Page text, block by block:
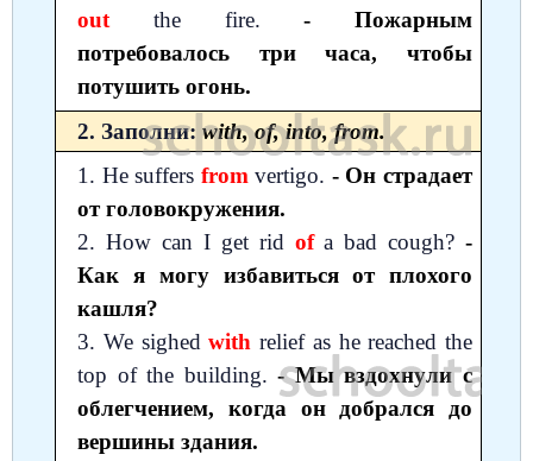
out the fire. - Пожарным
потребовалось три часа, чтобы
потушить огонь.
2. Заполни: with, of, into, from.
1. He suffers from vertigo. - Он страдает
от головокружения.
2. How can I get rid ofa bad cough? -
Как я могу избавиться от плохого
кашля?
3. We sighedwith relief as he reached the
top of the building. - Мы вздохнули с
облегчением, когда он добрался до
вершины здания.